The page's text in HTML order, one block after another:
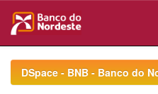
navigationDSpace - BNB - Banco do